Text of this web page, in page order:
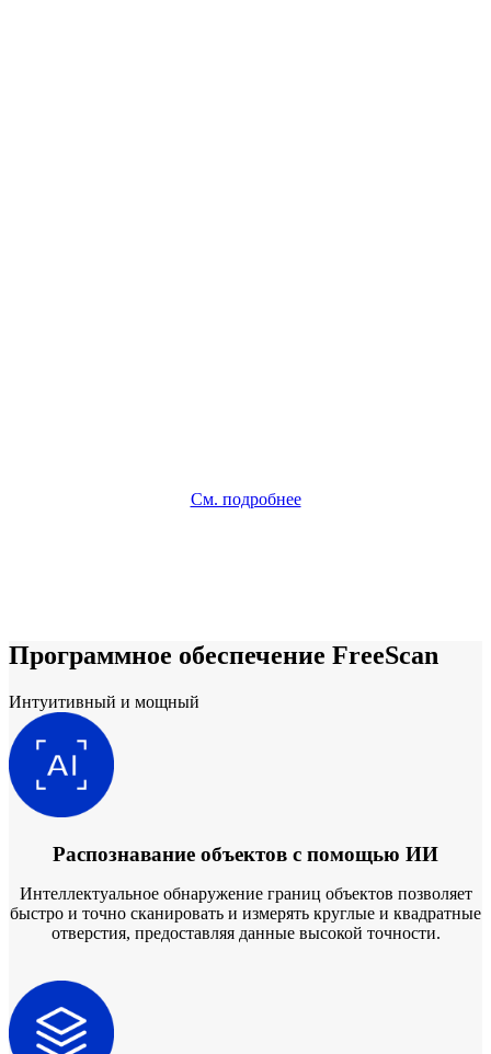
См. подробнее
Программное обеспечение FreeScan
Интуитивный и мощный
Распознавание объектов с помощью ИИ
Интеллектуальное обнаружение границ объектов позволяет
быстро и точно сканировать и измерять круглые и квадратные
отверстия, предоставляя данные высокой точности.